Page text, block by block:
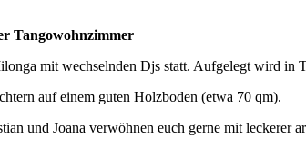
Tangowohnzimmer
mit wechselnden Djs statt. Aufgelegt wird in
auf einem guten Holzboden (etwa 70 qm).
und Joana verwöhnen euch gerne mit